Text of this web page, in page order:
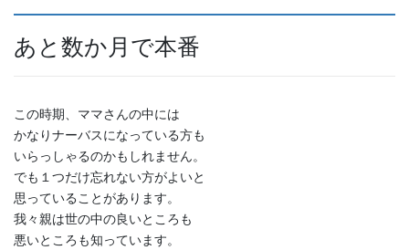
あと数か月で本番
この時期、ママさんの中には
かなりナーバスになっている方も
いらっしゃるのかもしれません。
でも１つだけ忘れない方がよいと
思っていることがあります。
我々親は世の中の良いところも
悪いところも知っています。